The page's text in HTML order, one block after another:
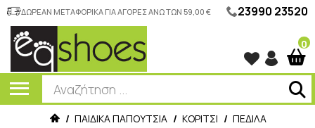
ΔΩΡΕΑΝ ΜΕΤΑΦΟΡΙΚΑ ΓΙΑ ΑΓΟΡΕΣ ΑΝΩ ΤΩΝ 59,00 € 23990 23520
0
/ ΠΑΙΔΙΚΑ ΠΑΠΟΥΤΣΙΑ / ΚΟΡΙΤΣΙ / ΠΕΔΙΛΑ